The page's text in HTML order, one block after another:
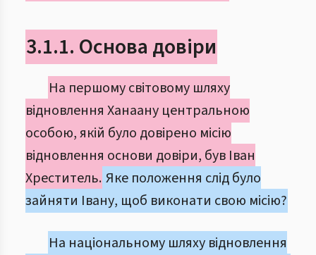
3.1.1. Основа довіри
На першому світовому шляху
відновлення Ханаану центральною
особою, якій було довірено місію
відновлення основи довіри, був Іван
Хреститель. Яке положення слід було
зайняти Івану, щоб виконати свою місію?
На національному шляху відновлення